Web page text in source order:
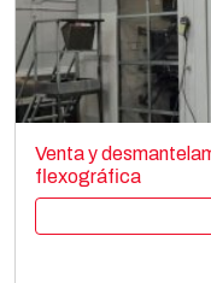
SML CAST COEX 5
Film extrusion lines
Cast film
Venta y
flexográfica